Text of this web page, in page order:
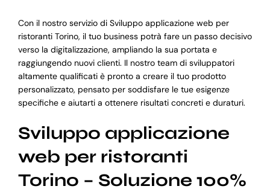
Con il nostro servizio di Sviluppo applicazione web per
ristoranti Torino, il tuo business potrà fare un passo decisivo
verso la digitalizzazione, ampliando la sua portata e
raggiungendo nuovi clienti. Il nostro team di sviluppatori
altamente qualificati è pronto a creare il tuo prodotto
personalizzato, pensato per soddisfare le tue esigenze
specifiche e aiutarti a ottenere risultati concreti e duraturi.
Sviluppo applicazione
web per ristoranti
Torino – Soluzione 100%